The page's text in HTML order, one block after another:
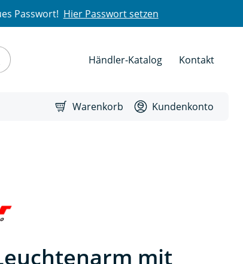
Passwort! Hier Passwort setzen
Händler-Katalog Kontakt
Warenkorb Kundenkonto
mit